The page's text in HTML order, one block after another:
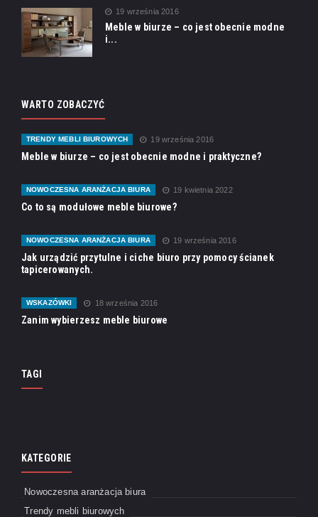
19 września 2016
Meble w biurze – co jest obecnie modne
i...
WARTO ZOBACZYĆ
TRENDY MEBLI BIUROWYCH 19 września 2016
Meble w biurze – co jest obecnie modne i praktyczne?
NOWOCZESNA ARANŻACJA BIURA 19 kwietnia 2022
Co to są modułowe meble biurowe?
NOWOCZESNA ARANŻACJA BIURA 19 września 2016
Jak urządzić przytulne i ciche biuro przy pomocy ścianek
tapicerowanych.
WSKAZÓWKI 18 września 2016
Zanim wybierzesz meble biurowe
TAGI
KATEGORIE
Nowoczesna aranżacja biura
Trendy mebli biurowych